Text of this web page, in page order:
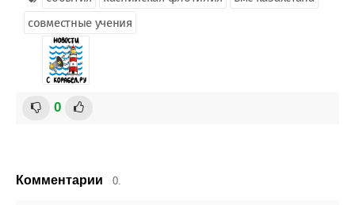
совместные учения
0
Комментарии 0.